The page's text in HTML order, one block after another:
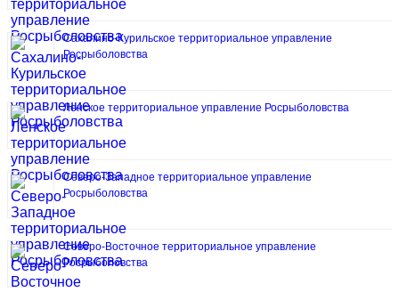
Сахалино-Курильское территориальное управление
Росрыболовства
Ленское территориальное управление Росрыболовства
Северо-Западное территориальное управление
Росрыболовства
Северо-Восточное территориальное управление
Росрыболовства